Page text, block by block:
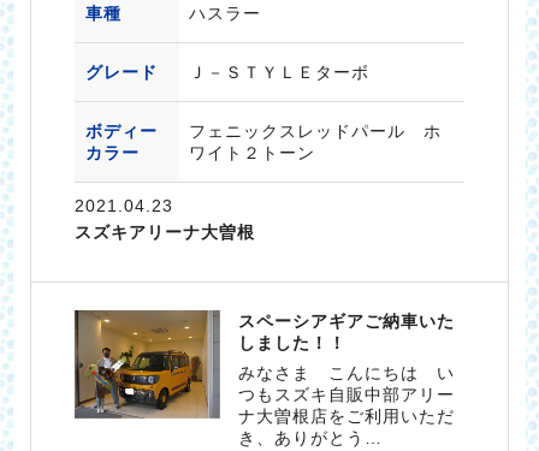
車種 ハスラー
グレード Ｊ－ＳＴＹＬＥターボ
ボディー
カラー
フェニックスレッドパール ホ
ワイト２トーン
2021.04.23
スズキアリーナ大曽根
スペーシアギアご納車いた
しました！！
みなさま こんにちは い
つもスズキ自販中部アリー
ナ大曽根店をご利用いただ
き、ありがとう…